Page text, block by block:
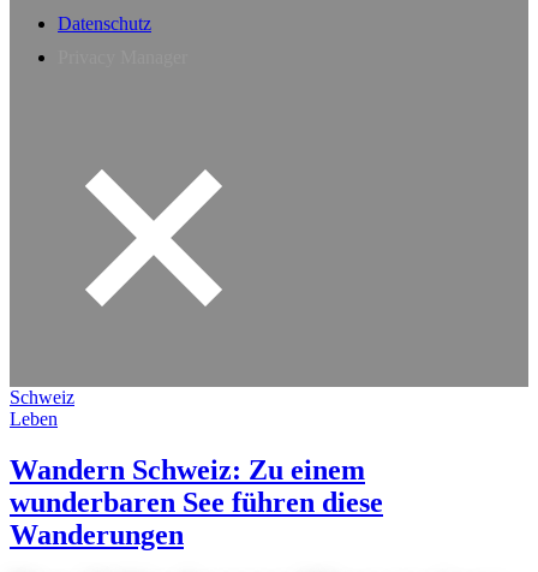
Datenschutz
Schweiz
Leben
Wandern Schweiz: Zu einem
wunderbaren See führen diese
Wanderungen